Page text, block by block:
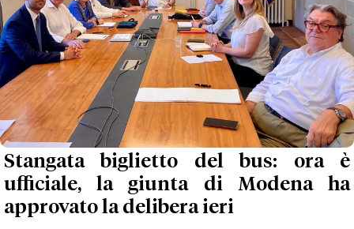
Stangata biglietto del bus: ora è
ufficiale, la giunta di Modena ha
approvato la delibera ieri